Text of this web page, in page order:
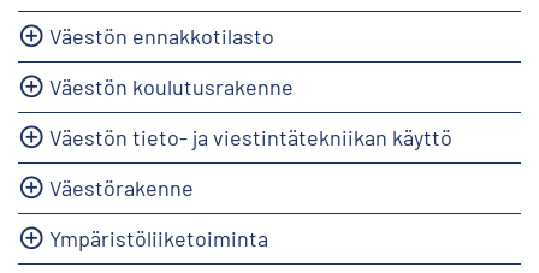
Väestön ennakkotilasto
Väestön koulutusrakenne
Väestön tieto- ja viestintätekniikan käyttö
Väestörakenne
Ympäristöliiketoiminta